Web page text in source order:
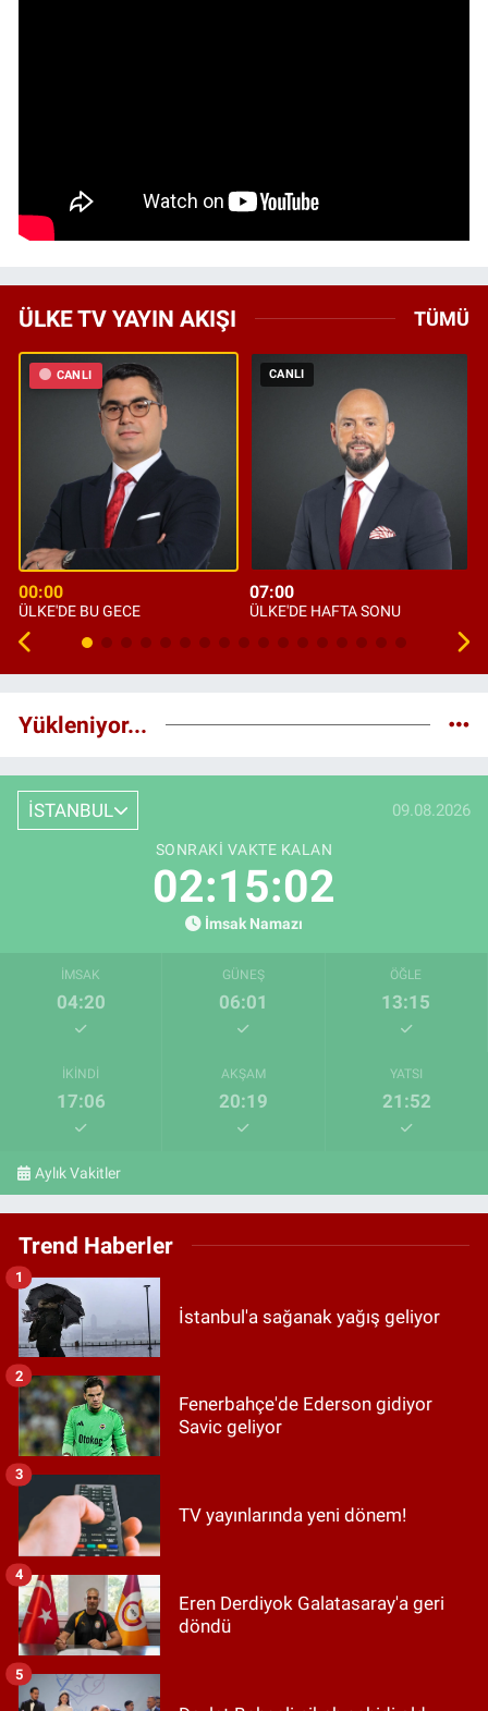
ÜLKE TV YAYIN AKIŞI TÜMÜ
CANLI
00:00
ÜLKE'DE BU GECE
CANLI
07:00
ÜLKE'DE HAFTA SONU
Yükleniyor...
İSTANBUL 09.08.2026
SONRAKI VAKTE KALAN
02:15:01
İmsak Namazı
İMSAK
04:20
GÜNEŞ
06:01
ÖĞLE
13:15
İKINDI
17:06
AKŞAM
20:19
YATSI
21:52
Aylık Vakitler
Trend Haberler
İstanbul'a sağanak yağış geliyor
1
Fenerbahçe'de Ederson gidiyor
Savic geliyor
2
TV yayınlarında yeni dönem!
3
Eren Derdiyok Galatasaray'a geri
döndü
4
5